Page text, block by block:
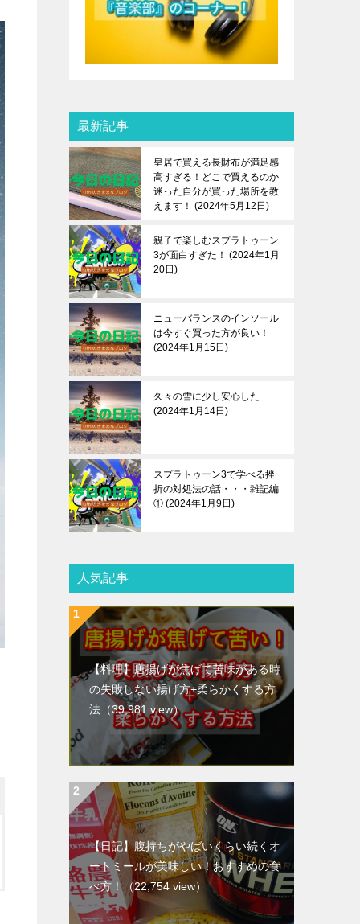
最新記事
皇居で買える長財布が満足感
高すぎる！どこで買えるのか
迷った自分が買った場所を教
えます！
2024年5月12日
親子で楽しむスプラトゥーン
3が面白すぎた！
2024年1月
20日
ニューバランスのインソール
は今すぐ買った方が良い！
2024年1月15日
久々の雪に少し安心した
2024年1月14日
スプラトゥーン3で学べる挫
折の対処法の話・・・雑記編
① 2024年1月9日
人気記事
【料理】唐揚げが焦げて苦味がある時
の失敗しない揚げ方+柔らかくする方
法 （39,981 view）
【日記】腹持ちがやばいくらい続くオ
ートミールが美味しい！おすすめの食
べ方！ （22,754 view）